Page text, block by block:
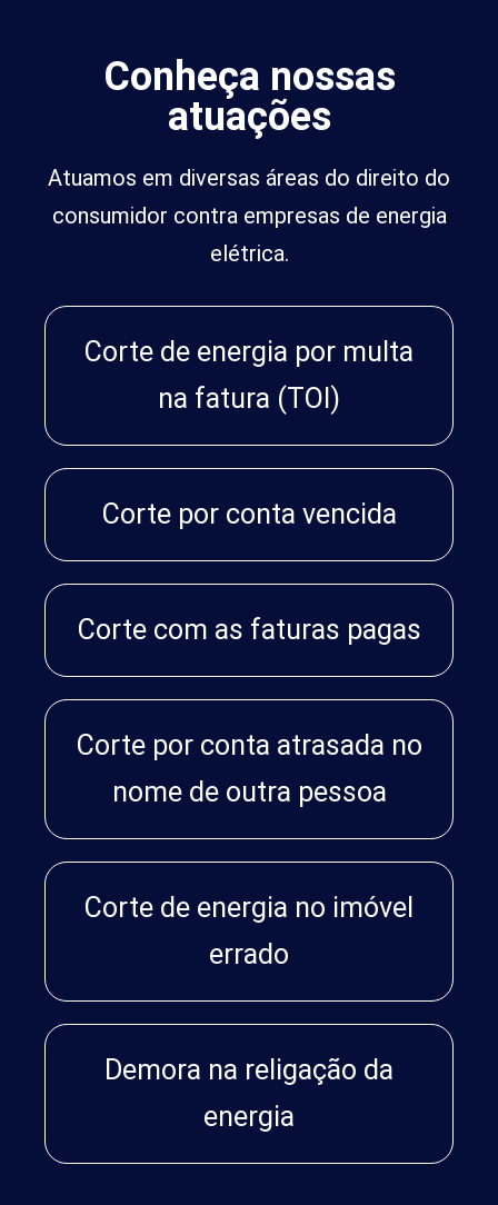
Conheça nossas
atuações
Atuamos em diversas áreas do direito do
consumidor contra empresas de energia
elétrica.
Corte de energia por multa
na fatura (TOI)
Corte por conta vencida
Corte com as faturas pagas
Corte por conta atrasada no
nome de outra pessoa
Corte de energia no imóvel
errado
Demora na religação da
energia